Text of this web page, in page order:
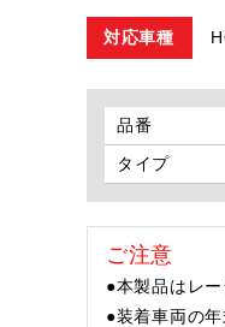
対応車種
品番
タイプ
ご注意
●本製品はレ
●装着車両の